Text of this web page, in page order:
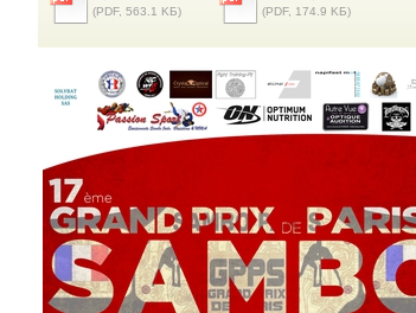
(PDF, 563.1 KБ) (PDF, 174.9 KБ)